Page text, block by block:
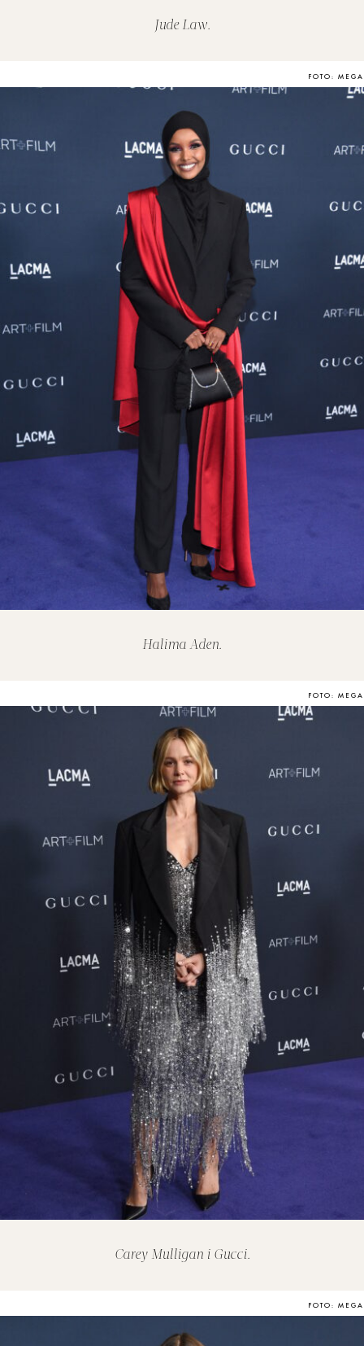
Jude Law.
FOTO: MEGA
Halima Aden.
FOTO: MEGA
Carey Mulligan i Gucci.
FOTO: MEGA